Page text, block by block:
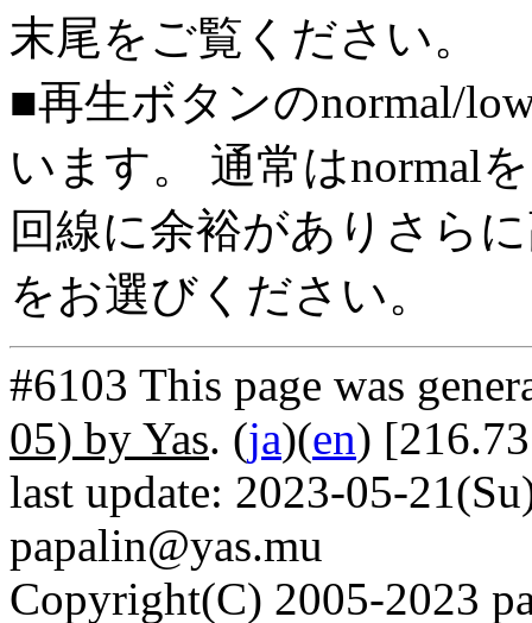
末尾をご覧ください。
■再生ボタンのnormal/
います。 通常はnormal
回線に余裕がありさら
をお選びください。
#6103 This page was
05) by Yas. (ja)(en)
last update: 2023-05-
papalin@yas.mu
Copyright(C) 2005-2023